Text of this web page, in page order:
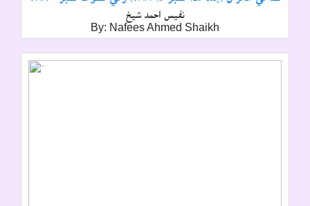
نفيس احمد شيخ
By: Nafees Ahmed Shaikh